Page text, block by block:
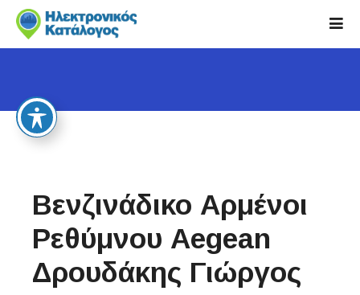
i
Βενζινάδικο Αρμένοι
Ρεθύμνου Aegean
Δρουδάκης Γιώργος